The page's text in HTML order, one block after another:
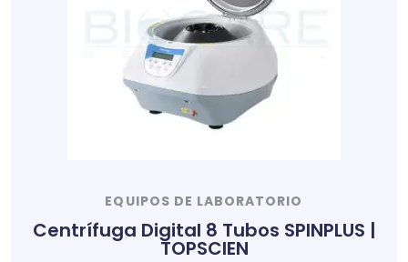
EQUIPOS DE LABORATORIO
Centrífuga Digital 8 Tubos SPINPLUS |
TOPSCIEN